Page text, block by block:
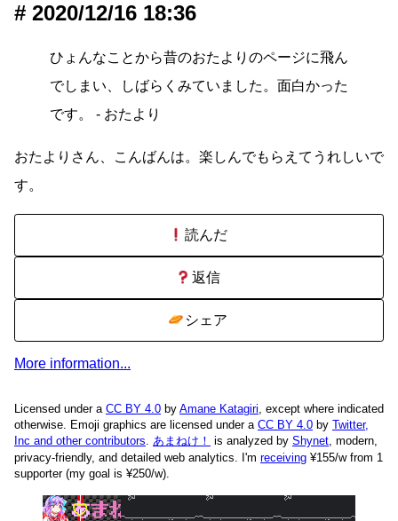
2020/12/16 18:36
ひょんなことから昔のおたよりのページに飛ん
でしまい、しばらくみていました。面白かった
です。 - おたより
おたよりさん、こんばんは。楽しんでもらえてうれしいで
す。
読んだ
返信
シェア
More information...
Licensed under a CC BY 4.0 by Amane Katagiri, except where indicated
otherwise. Emoji graphics are licensed under a CC BY 4.0 by Twitter,
Inc and other contributors. あまねけ！ is analyzed by Shynet, modern,
privacy-friendly, and detailed web analytics. I'm receiving ¥155/w from 1
supporter (my goal is ¥250/w).